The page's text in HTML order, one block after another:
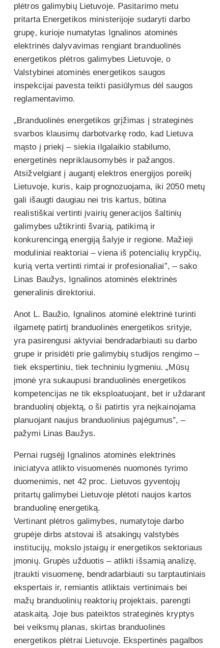
plėtros galimybių Lietuvoje. Pasitarimo metu
pritarta Energetikos ministerijoje sudaryti darbo
grupę, kurioje numatytas Ignalinos atominės
elektrinės dalyvavimas rengiant branduolinės
energetikos plėtros galimybes Lietuvoje, o
Valstybinei atominės energetikos saugos
inspekcijai pavesta teikti pasiūlymus dėl saugos
reglamentavimo.
„Branduolinės energetikos grįžimas į strateginės
svarbos klausimų darbotvarkę rodo, kad Lietuva
mąsto į priekį – siekia ilgalaikio stabilumo,
energetinės nepriklausomybės ir pažangos.
Atsižvelgiant į augantį elektros energijos poreikį
Lietuvoje, kuris, kaip prognozuojama, iki 2050 metų
gali išaugti daugiau nei tris kartus, būtina
realistiškai vertinti įvairių generacijos šaltinių
galimybes užtikrinti švarią, patikimą ir
konkurencingą energiją šalyje ir regione. Mažieji
moduliniai reaktoriai – viena iš potencialių krypčių,
kurią verta vertinti rimtai ir profesionaliai”, – sako
Linas Baužys, Ignalinos atominės elektrinės
generalinis direktoriui.
Anot L. Baužio, Ignalinos atominė elektrinė turinti
ilgametę patirtį branduolinės energetikos srityje,
yra pasirengusi aktyviai bendradarbiauti su darbo
grupe ir prisidėti prie galimybių studijos rengimo –
tiek ekspertiniu, tiek techniniu lygmeniu. „Mūsų
įmonė yra sukaupusi branduolinės energetikos
kompetencijas ne tik eksploatuojant, bet ir uždarant
branduolinį objektą, o ši patirtis yra neįkainojama
planuojant naujus branduolinius pajėgumus”, –
pažymi Linas Baužys.
Pernai rugsėjį Ignalinos atominės elektrinės
iniciatyva atlikto visuomenės nuomonės tyrimo
duomenimis, net 42 proc. Lietuvos gyventojų
pritartų galimybei Lietuvoje plėtoti naujos kartos
branduolinę energetiką.
Vertinant plėtros galimybes, numatytoje darbo
grupėje dirbs atstovai iš atsakingų valstybės
institucijų, mokslo įstaigų ir energetikos sektoriaus
įmonių. Grupės užduotis – atlikti išsamią analizę,
įtraukti visuomenę, bendradarbiauti su tarptautiniais
ekspertais ir, remiantis atliktais vertinimais bei
mažų branduolinių reaktorių projektais, parengti
ataskaitą. Joje bus pateiktos strateginės kryptys
bei veiksmų planas, skirtas branduolinės
energetikos plėtrai Lietuvoje. Ekspertinės pagalbos